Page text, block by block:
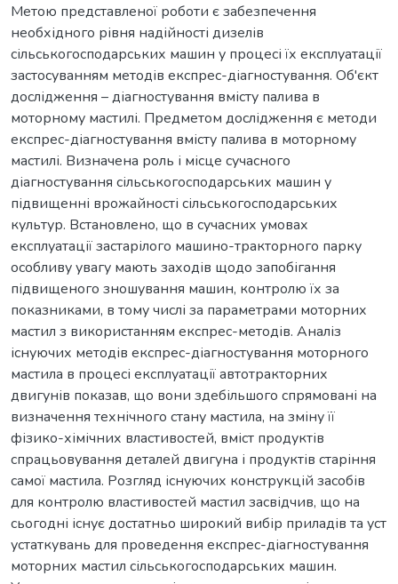
Метою представленої роботи є забезпечення
необхідного рівня надійності дизелів
сільськогосподарських машин у процесі їх експлуатації
застосуванням методів експрес-діагностування. Об'єкт
дослідження – діагностування вмісту палива в
моторному мастилі. Предметом дослідження є методи
експрес-діагностування вмісту палива в моторному
мастилі. Визначена роль і місце сучасного
діагностування сільськогосподарських машин у
підвищенні врожайності сільськогосподарських
культур. Встановлено, що в сучасних умовах
експлуатації застарілого машино-тракторного парку
особливу увагу мають заходів щодо запобігання
підвищеного зношування машин, контролю їх за
показниками, в тому числі за параметрами моторних
мастил з використанням експрес-методів. Аналіз
існуючих методів експрес-діагностування моторного
мастила в процесі експлуатації автотракторних
двигунів показав, що вони здебільшого спрямовані на
визначення технічного стану мастила, на зміну її
фізико-хімічних властивостей, вміст продуктів
спрацьовування деталей двигуна і продуктів старіння
самої мастила. Розгляд існуючих конструкцій засобів
для контролю властивостей мастил засвідчив, що на
сьогодні існує достатньо широкий вибір приладів та уст
устаткувань для проведення експрес-діагностування
моторних мастил сільськогосподарських машин.